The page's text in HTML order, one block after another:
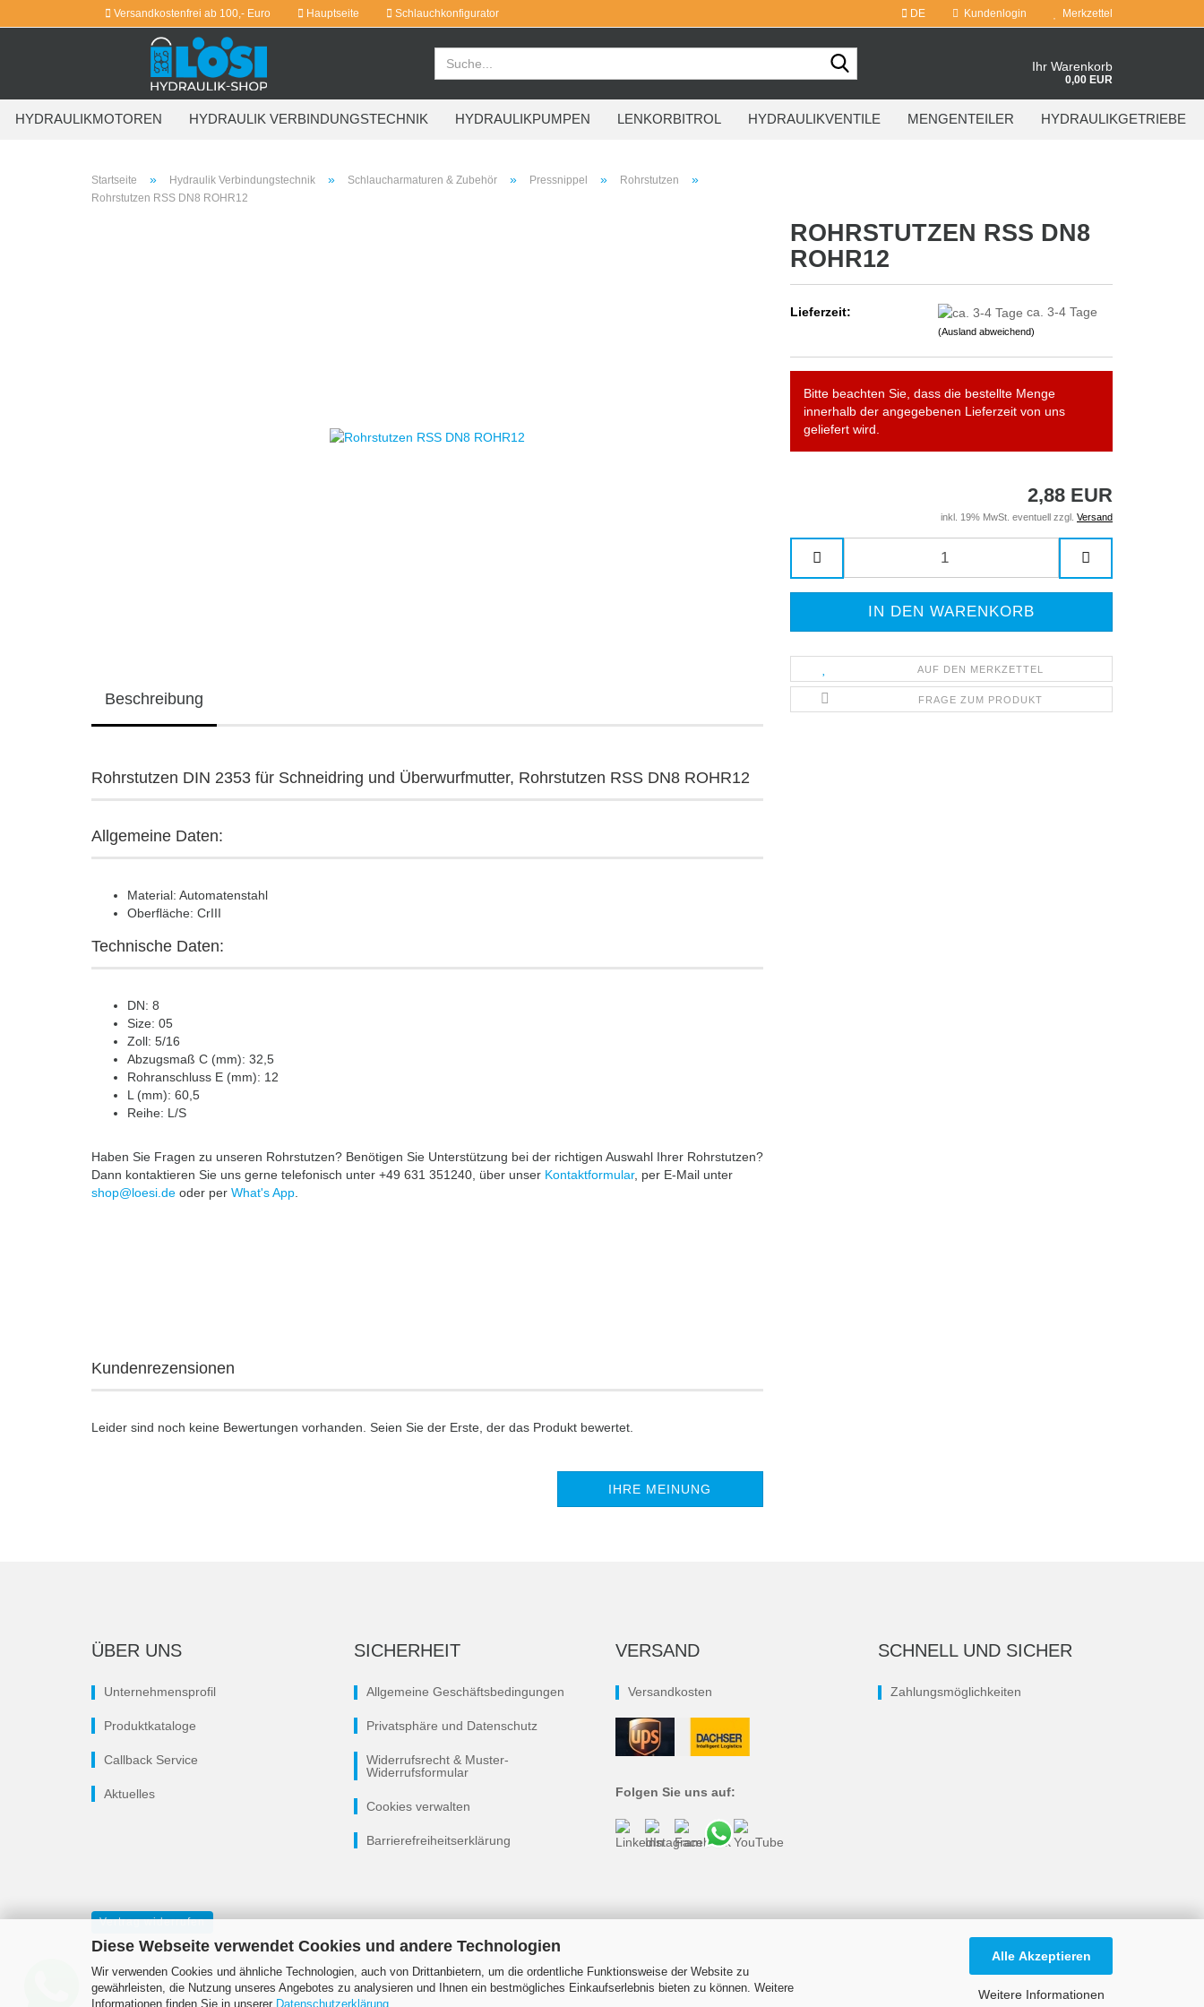
Diese Webseite verwendet Cookies und andere Technologien
Wir verwenden Cookies und ähnliche Technologien, auch von Drittanbietern, um die ordentliche Funktionsweise der Website zu
gewährleisten, die Nutzung unseres Angebotes zu analysieren und Ihnen ein bestmögliches Einkaufserlebnis bieten zu können. Weitere
Informationen finden Sie in unserer Datenschutzerklärung
Alle Akzeptieren
Weitere Informationen
Versandkostenfrei ab 100,- Euro Hauptseite Schlauchkonfigurator DE Kundenlogin Merkzettel
Ihr Warenkorb
0,00 EUR
HYDRAULIKMOTOREN HYDRAULIK VERBINDUNGSTECHNIK HYDRAULIKPUMPEN LENKORBITROL HYDRAULIKVENTILE MENGENTEILER HYDRAULIKGETRIEBE
Startseite » Hydraulik Verbindungstechnik » Schlaucharmaturen & Zubehör » Pressnippel » Rohrstutzen »
Rohrstutzen RSS DN8 ROHR12
ROHRSTUTZEN RSS DN8
ROHR12
Lieferzeit: ca. 3-4 Tage
(Ausland abweichend)
Bitte beachten Sie, dass die bestellte Menge
innerhalb der angegebenen Lieferzeit von uns
geliefert wird.
2,88 EUR
inkl. 19% MwSt. eventuell zzgl. Versand
AUF DEN MERKZETTEL
FRAGE ZUM PRODUKT
Beschreibung
Rohrstutzen DIN 2353 für Schneidring und Überwurfmutter, Rohrstutzen RSS DN8 ROHR12
Allgemeine Daten:
Material: Automatenstahl
Oberfläche: CrIII
Technische Daten:
DN: 8
Size: 05
Zoll: 5/16
Abzugsmaß C (mm): 32,5
Rohranschluss E (mm): 12
L (mm): 60,5
Reihe: L/S
Haben Sie Fragen zu unseren Rohrstutzen? Benötigen Sie Unterstützung bei der richtigen Auswahl Ihrer Rohrstutzen?
Dann kontaktieren Sie uns gerne telefonisch unter +49 631 351240, über unser Kontaktformular, per E-Mail unter
shop@loesi.de oder per What's App
Kundenrezensionen
Leider sind noch keine Bewertungen vorhanden. Seien Sie der Erste, der das Produkt bewertet.
IHRE MEINUNG
ÜBER UNS
Unternehmensprofil
Produktkataloge
Callback Service
Aktuelles
SICHERHEIT
Allgemeine Geschäftsbedingungen
Privatsphäre und Datenschutz
Widerrufsrecht & Muster-
Widerrufsformular
Cookies verwalten
Barrierefreiheitserklärung
VERSAND
Versandkosten
Folgen Sie uns auf:
SCHNELL UND SICHER
Zahlungsmöglichkeiten
Vertrag widerrufen
Impressum Kontakt Sitemap